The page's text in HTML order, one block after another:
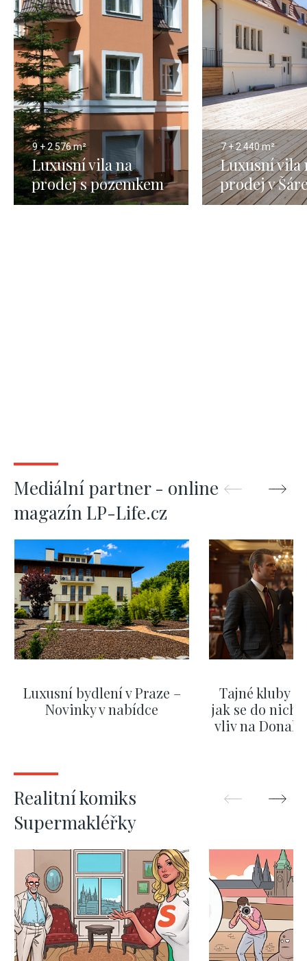
9 + 2576 m²
Luxusní vila na
prodej s pozemkem
na Praze 5-576m
7 + 2440 m²
Luxusní vila
prodej v
údolí
Mediální partner - online
magazín LP-Life.cz
Luxusní bydlení v Praze –
Novinky v nabídce
Tajné kluby
jak se do nich
vliv na
Realitní komiks
Supermakléřky